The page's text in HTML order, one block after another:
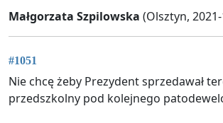
Małgorzata Szpilowska (Olsztyn,
#1051
Nie chcę żeby Prezydent sprzedawał
przedszkolny pod kolejnego